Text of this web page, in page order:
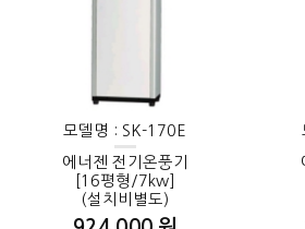
모델명 : SK-170E
에너젠 전기온풍기
[16평형/7kw]
(설치비별도)